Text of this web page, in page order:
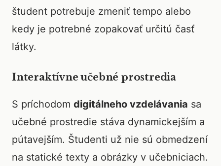
študent potrebuje zmeniť tempo alebo
kedy je potrebné zopakovať určitú časť
látky.
Interaktívne učebné prostredia
S príchodom digitálneho vzdelávania sa
učebné prostredie stáva dynamickejším a
pútavejším. Študenti už nie sú obmedzení
na statické texty a obrázky v učebniciach.